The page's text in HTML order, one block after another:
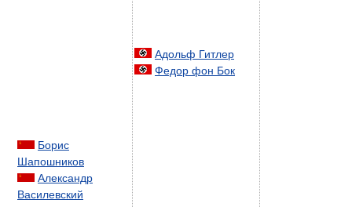
Борис
Шапошников
Александр
Василевский
Адольф Гитлер
Федор фон Бок